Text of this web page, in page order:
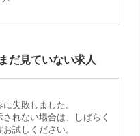
だ見ていない求人
失敗しました。
れない場合は、しばらく
試しください。